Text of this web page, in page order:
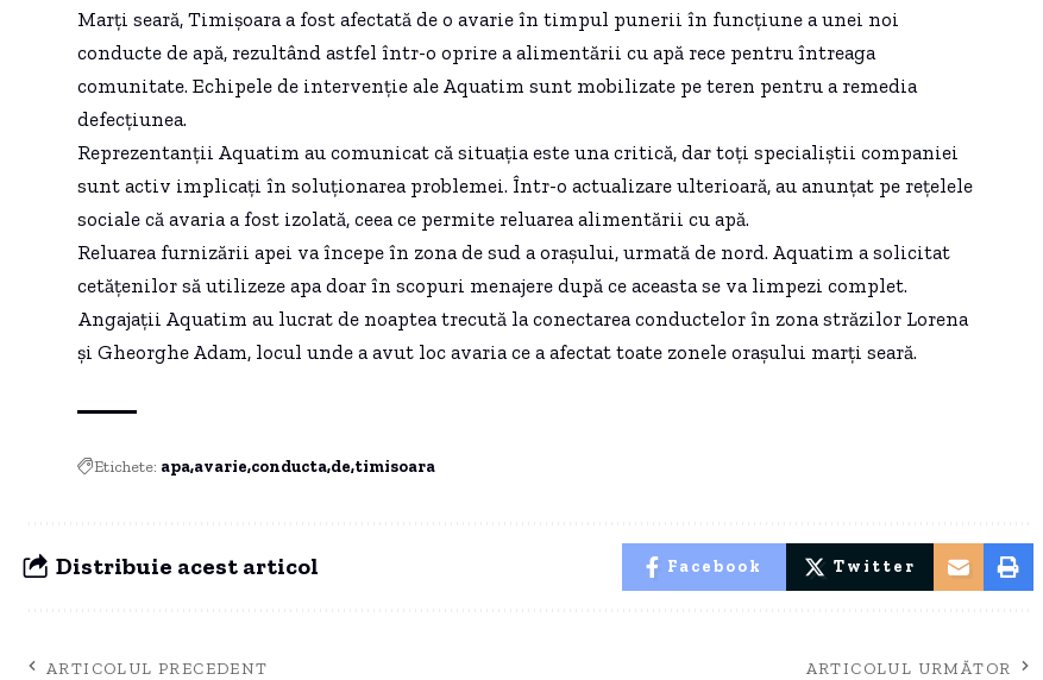
Marţi seară, Timişoara a fost afectată de o avarie în timpul punerii în funcţiune a unei noi
conducte de apă, rezultând astfel într-o oprire a alimentării cu apă rece pentru întreaga
comunitate. Echipele de intervenţie ale Aquatim sunt mobilizate pe teren pentru a remedia
defecţiunea.
Reprezentanţii Aquatim au comunicat că situaţia este una critică, dar toţi specialiştii companiei
sunt activ implicaţi în soluţionarea problemei. Într-o actualizare ulterioară, au anunţat pe reţelele
sociale că avaria a fost izolată, ceea ce permite reluarea alimentării cu apă.
Reluarea furnizării apei va începe în zona de sud a oraşului, urmată de nord. Aquatim a solicitat
cetăţenilor să utilizeze apa doar în scopuri menajere după ce aceasta se va limpezi complet.
Angajaţii Aquatim au lucrat de noaptea trecută la conectarea conductelor în zona străzilor Lorena
şi Gheorghe Adam, locul unde a avut loc avaria ce a afectat toate zonele oraşului marţi seară.
Etichete: apaavarie conductade timisoara
Distribuie acest articol Facebook Twitter
ARTICOLUL PRECEDENT ARTICOLUL URMĂTOR